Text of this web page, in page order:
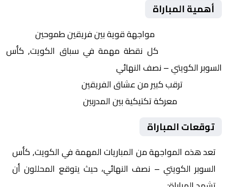
أهمية المباراة
مواجهة قوية بين فريقين طموحين
كل نقطة مهمة في سباق الكويت, كأس
السوبر الكويتي – نصف النهائي
ترقب كبير من عشاق الفريقين
معركة تكتيكية بين المدربين
توقعات المباراة
تعد هذه المواجهة من المباريات المهمة في الكويت, كأس
السوبر الكويتي – نصف النهائي، حيث يتوقع المحللون أن